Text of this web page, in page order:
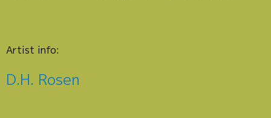
Artist info:
D.H. Rosen